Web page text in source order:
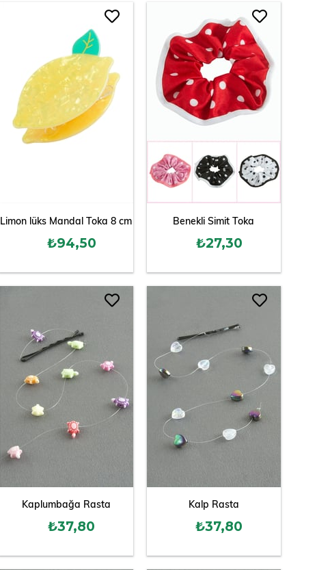
Limon lüks Mandal Toka 8 cm
₺94,50
Benekli Simit Toka
₺27,30
Kaplumbağa Rasta
₺37,80
Kalp Rasta
₺37,80